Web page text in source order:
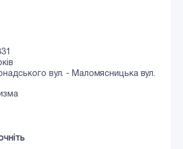
вул. - Маломясницька вул.